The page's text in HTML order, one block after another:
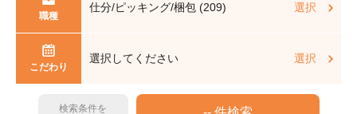
職種
仕分/ピッキング/梱包 (209) 選択
こだわり
選択してください 選択
検索条件を